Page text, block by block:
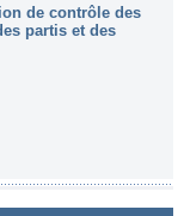
de contrôle des
partis et des